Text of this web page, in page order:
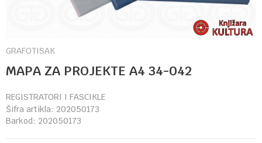
GRAFOTISAK
MAPA ZA PROJEKTE A4 34-042
REGISTRATORI I FASCIKLE
Šifra artikla: 202050173
Barkod: 202050173